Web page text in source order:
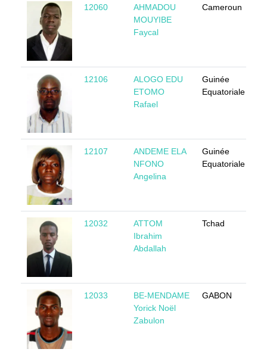
12060
AHMADOU
MOUYIBE
Faycal
Cameroun
12106
ALOGO EDU
ETOMO
Rafael
Guinée
Equatoriale
12107
ANDEME ELA
NFONO
Angelina
Guinée
Equatoriale
12032
ATTOM
Ibrahim
Abdallah
Tchad
12033
BE-MENDAME
Yorick Noël
Zabulon
GABON